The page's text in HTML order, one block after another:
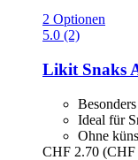
2 Optionen
5.0 (2)
Likit Snaks
Ideal für
Ohne
CHF 2.70 (CHF